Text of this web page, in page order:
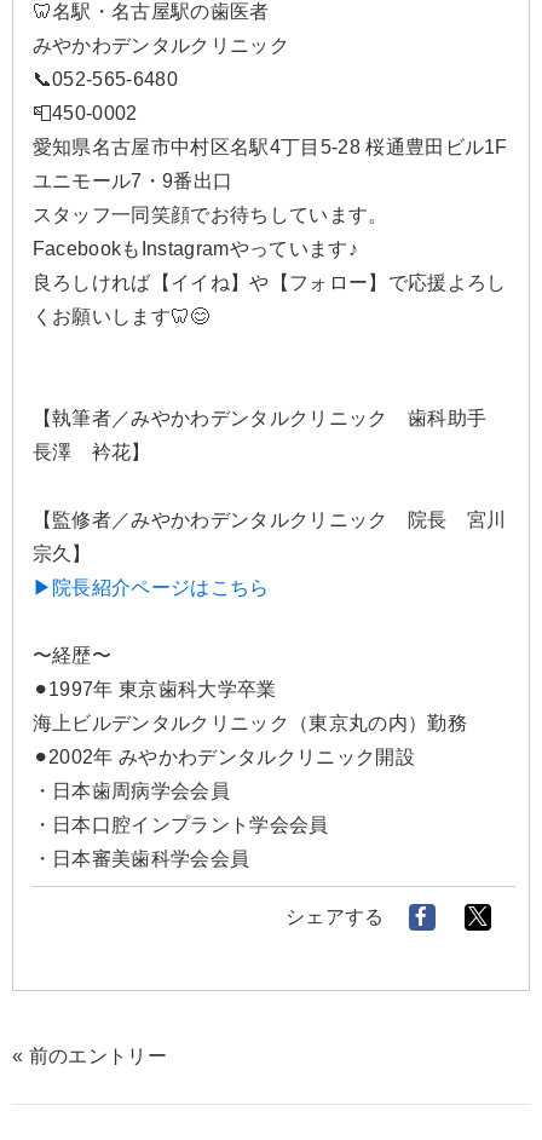
🦷名駅・名古屋駅の歯医者
みやかわデンタルクリニック
📞052-565-6480
📮450-0002
愛知県名古屋市中村区名駅4丁目5-28 桜通豊田ビル1F
ユニモール7・9番出口
スタッフ一同笑顔でお待ちしています。
FacebookもInstagramやっています♪
良ろしければ【イイね】や【フォロー】で応援よろし
くお願いします🦷😊
【執筆者／みやかわデンタルクリニック 歯科助手
長澤 衿花】
【監修者／みやかわデンタルクリニック 院長 宮川
宗久】
▶院長紹介ページはこちら
〜経歴〜
⚫︎1997年 東京歯科大学卒業
海上ビルデンタルクリニック（東京丸の内）勤務
⚫︎2002年 みやかわデンタルクリニック開設
・日本歯周病学会会員
・日本口腔インプラント学会会員
・日本審美歯科学会会員
シェアする
« 前のエントリー